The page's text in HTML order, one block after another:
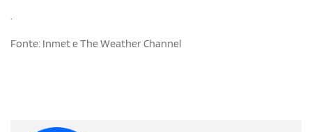
.
Fonte: Inmet e The Weather Channel